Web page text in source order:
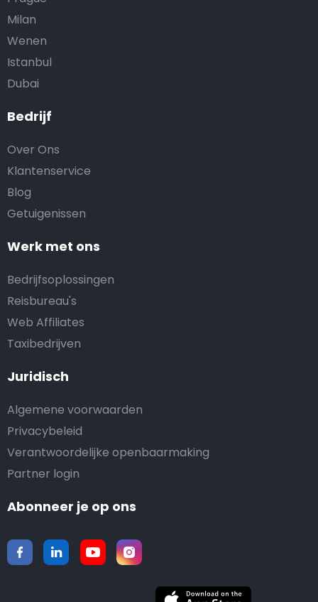
Bedrijf
Over Ons
Klantenservice
Blog
Getuigenissen
Werk met ons
Bedrijfsoplossingen
Reisbureau's
Web Affiliates
Taxibedrijven
Juridisch
Algemene voorwaarden
Privacybeleid
Verantwoordelijke openbaarmaking
Partner login
Milan
Wenen
Istanbul
Dubai
Abonneer je op ons